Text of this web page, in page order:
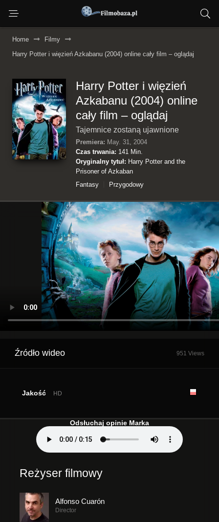
Home
Filmy
Harry Potter i więzień Azkabanu (2004) online cały film – oglądaj
Harry Potter i więzień
Azkabanu (2004) online
cały film – oglądaj
Tajemnice zostaną ujawnione
Premiera: May. 31, 2004
Czas trwania: 141 Min.
Oryginalny tytuł: Harry Potter and the
Prisoner of Azkaban
Fantasy
Przygodowy
Źródło wideo 951 Views
Jakość HD
Odsłuchaj opinie Marka
Reżyser filmowy
Alfonso Cuarón
Director